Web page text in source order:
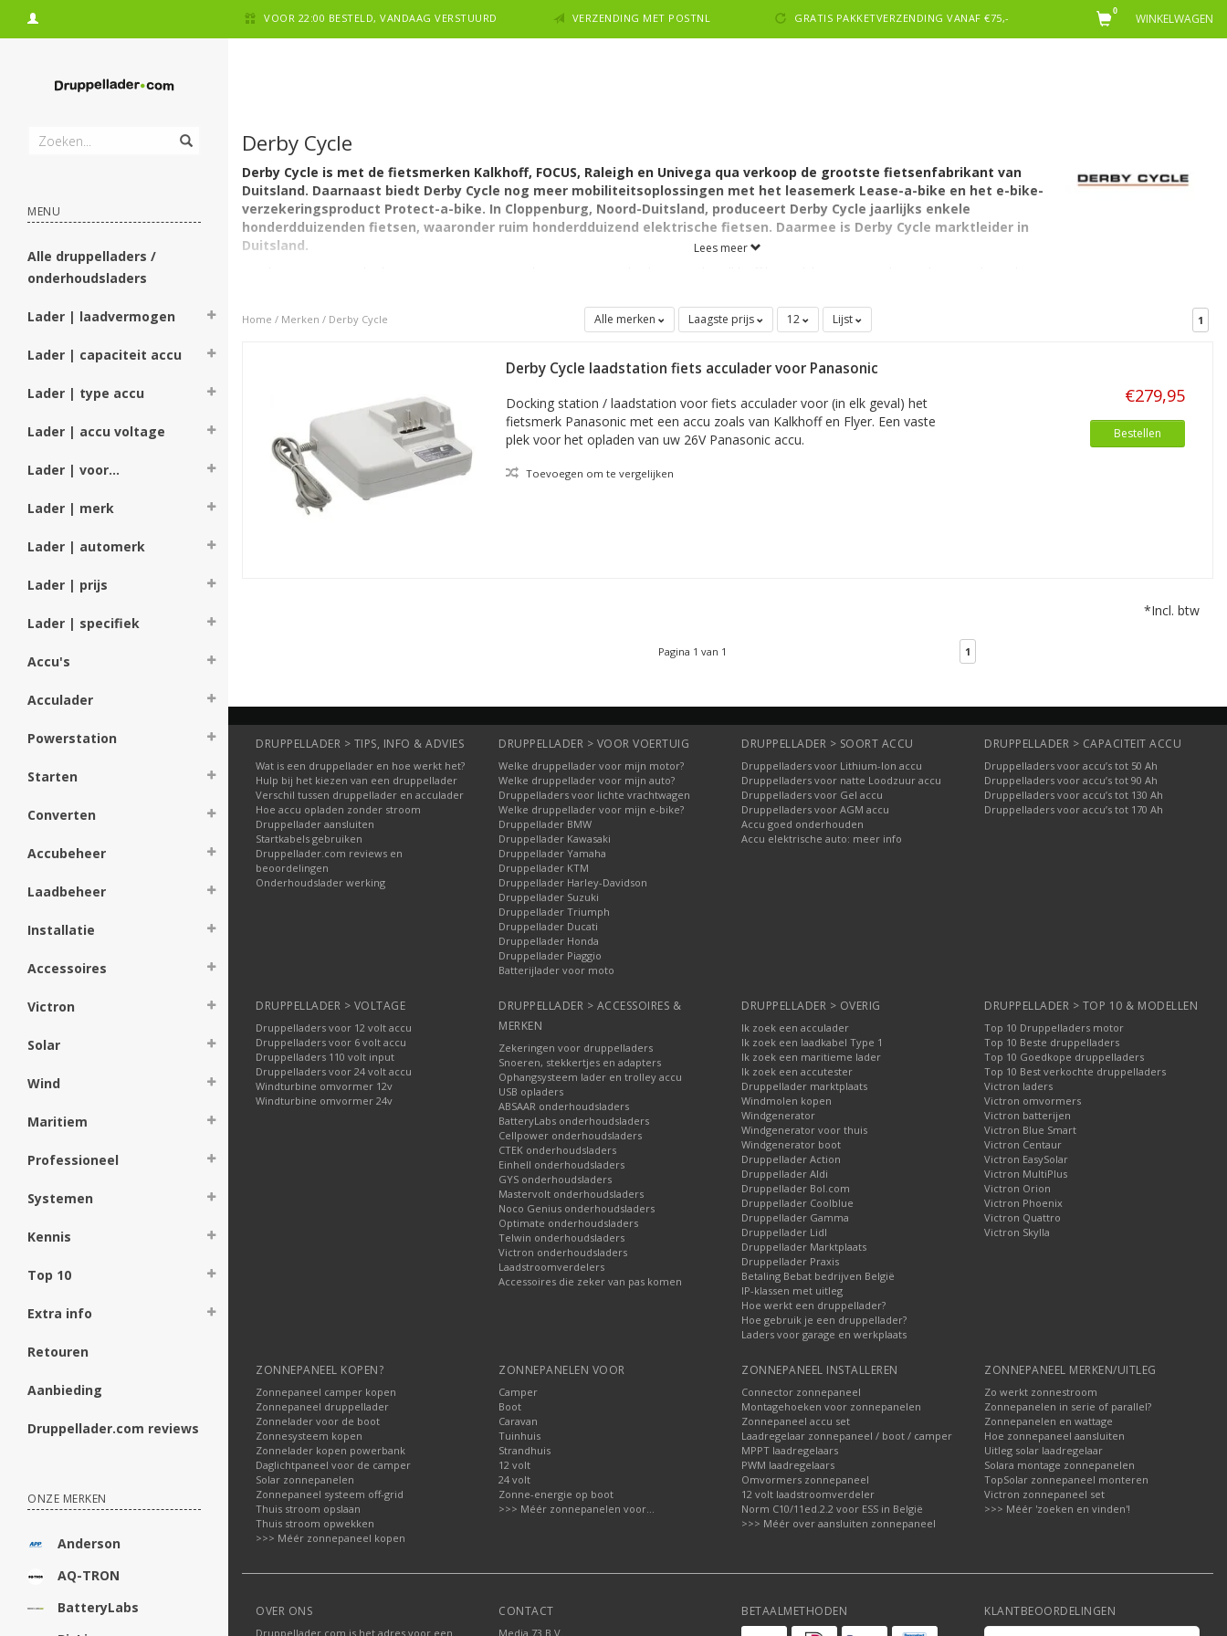
VOOR 22:00 BESTELD, VANDAAG VERSTUURD VERZENDING MET POSTNL GRATIS PAKKETVERZENDING VANAF €75,- WINKELWAGEN
0
MENU
Alle druppelladers /
onderhoudsladers
Lader | laadvermogen
Lader | capaciteit accu
Lader | type accu
Lader | accu voltage
Lader | voor...
Lader | merk
Lader | automerk
Lader | prijs
Lader | specifiek
Accu's
Acculader
Powerstation
Starten
Converten
Accubeheer
Laadbeheer
Installatie
Accessoires
Victron
Solar
Wind
Maritiem
Professioneel
Systemen
Kennis
Top 10
Extra info
Retouren
Aanbieding
Druppellader.com reviews
ONZE MERKEN
Anderson
AQ-TRON
BatteryLabs
Derby Cycle
Derby Cycle is met de fietsmerken Kalkhoff, FOCUS, Raleigh en Univega qua verkoop de grootste fietsenfabrikant van
Duitsland. Daarnaast biedt Derby Cycle nog meer mobiliteitsoplossingen met het leasemerk Lease-a-bike en het e-bike-
verzekeringsproduct Protect-a-bike. In Cloppenburg, Noord-Duitsland, produceert Derby Cycle jaarlijks enkele
honderdduizenden fietsen, waaronder ruim honderdduizend elektrische fietsen. Daarmee is Derby Cycle marktleider in
Duitsland.
omvat het portfolio van Derby Cycle ook het Engelse merk Raleigh, het merk FOCUS (racefietsen, mountainbikes en e-mountainbikes)
en het Californische merk Univega. Na de overname in 2012 door het Nederlandse familiebedrijf Pon, met wereldwijd meer dan 13.000
Derby Cycle lader / laadstation kopen op Druppellader.com: het nieuwe Derby Cycle product dat u bestelt, ligt (tenzij anders aangegeven)
al in ons magazijn in Beverwijk. Bestellingen die binnen zijn vóór 22:00 gaan diezelfde dag nog naar het opgegeven adres. Behalve
morgen laten bezorgen is ook afhalen van de bestelde producten mogelijk. Geef dit aan bij het bestelproces en we zorgen dat het klaar
Druppellader.com is onderdeel van Media 73 B.V. Deze online shop biedt een van de grootste assortimenten aan acculaders,
druppelladers, omvormers, starters / boosters, accu's, accutesters, laadkabels, laadpalen en onder andere lasapparatuur. In deze
Lees meer
Home / Merken / Derby Cycle Alle merken Laagste prijs 12 Lijst 1
Derby Cycle laadstation fiets acculader voor Panasonic
Docking station / laadstation voor fiets acculader voor (in elk geval) het
fietsmerk Panasonic met een accu zoals van Kalkhoff en Flyer. Een vaste
plek voor het opladen van uw 26V Panasonic accu.
Toevoegen om te vergelijken
€279,95
Bestellen
*Incl. btw
Pagina 1 van 1 1
DRUPPELLADER > TIPS, INFO & ADVIES
Wat is een druppellader en hoe werkt het?
Hulp bij het kiezen van een druppellader
Verschil tussen druppellader en acculader
Hoe accu opladen zonder stroom
Druppellader aansluiten
Startkabels gebruiken
Druppellader.com reviews en
beoordelingen
Onderhoudslader werking
DRUPPELLADER > VOOR VOERTUIG
Welke druppellader voor mijn motor?
Welke druppellader voor mijn auto?
Druppelladers voor lichte vrachtwagen
Welke druppellader voor mijn e-bike?
Druppellader BMW
Druppellader Kawasaki
Druppellader Yamaha
Druppellader KTM
Druppellader Harley-Davidson
Druppellader Suzuki
Druppellader Triumph
Druppellader Ducati
Druppellader Honda
Druppellader Piaggio
Batterijlader voor moto
DRUPPELLADER > SOORT ACCU
Druppelladers voor Lithium-Ion accu
Druppelladers voor natte Loodzuur accu
Druppelladers voor Gel accu
Druppelladers voor AGM accu
Accu goed onderhouden
Accu elektrische auto: meer info
DRUPPELLADER > CAPACITEIT ACCU
Druppelladers voor accu’s tot 50 Ah
Druppelladers voor accu’s tot 90 Ah
Druppelladers voor accu’s tot 130 Ah
Druppelladers voor accu’s tot 170 Ah
DRUPPELLADER > VOLTAGE
Druppelladers voor 12 volt accu
Druppelladers voor 6 volt accu
Druppelladers 110 volt input
Druppelladers voor 24 volt accu
Windturbine omvormer 12v
Windturbine omvormer 24v
DRUPPELLADER > ACCESSOIRES &
MERKEN
Zekeringen voor druppelladers
Snoeren, stekkertjes en adapters
Ophangsysteem lader en trolley accu
USB opladers
ABSAAR onderhoudsladers
BatteryLabs onderhoudsladers
Cellpower onderhoudsladers
CTEK onderhoudsladers
Einhell onderhoudsladers
GYS onderhoudsladers
Mastervolt onderhoudsladers
Noco Genius onderhoudsladers
Optimate onderhoudsladers
Telwin onderhoudsladers
Victron onderhoudsladers
Laadstroomverdelers
Accessoires die zeker van pas komen
DRUPPELLADER > OVERIG
Ik zoek een acculader
Ik zoek een laadkabel Type 1
Ik zoek een maritieme lader
Ik zoek een accutester
Druppellader marktplaats
Windmolen kopen
Windgenerator
Windgenerator voor thuis
Windgenerator boot
Druppellader Action
Druppellader Aldi
Druppellader Bol.com
Druppellader Coolblue
Druppellader Gamma
Druppellader Lidl
Druppellader Marktplaats
Druppellader Praxis
Betaling Bebat bedrijven België
IP-klassen met uitleg
Hoe werkt een druppellader?
Hoe gebruik je een druppellader?
Laders voor garage en werkplaats
DRUPPELLADER > TOP 10 & MODELLEN
Top 10 Druppelladers motor
Top 10 Beste druppelladers
Top 10 Goedkope druppelladers
Top 10 Best verkochte druppelladers
Victron laders
Victron omvormers
Victron batterijen
Victron Blue Smart
Victron Centaur
Victron EasySolar
Victron MultiPlus
Victron Orion
Victron Phoenix
Victron Quattro
Victron Skylla
ZONNEPANEEL KOPEN?
Zonnepaneel camper kopen
Zonnepaneel druppellader
Zonnelader voor de boot
Zonnesysteem kopen
Zonnelader kopen powerbank
Daglichtpaneel voor de camper
Solar zonnepanelen
Zonnepaneel systeem off-grid
Thuis stroom opslaan
Thuis stroom opwekken
>>> Méér zonnepaneel kopen
ZONNEPANELEN VOOR
Camper
Boot
Caravan
Tuinhuis
Strandhuis
12 volt
24 volt
Zonne-energie op boot
>>> Méér zonnepanelen voor...
ZONNEPANEEL INSTALLEREN
Connector zonnepaneel
Montagehoeken voor zonnepanelen
Zonnepaneel accu set
Laadregelaar zonnepaneel / boot / camper
MPPT laadregelaars
PWM laadregelaars
Omvormers zonnepaneel
12 volt laadstroomverdeler
Norm C10/11ed.2.2 voor ESS in België
>>> Méér over aansluiten zonnepaneel
ZONNEPANEEL MERKEN/UITLEG
Zo werkt zonnestroom
Zonnepanelen in serie of parallel?
Zonnepanelen en wattage
Hoe zonnepaneel aansluiten
Uitleg solar laadregelaar
Solara montage zonnepanelen
TopSolar zonnepaneel monteren
Victron zonnepaneel set
>>> Méér 'zoeken en vinden'!
OVER ONS
Druppellader.com is het adres voor een
CONTACT
Media 73 B.V.
BETAALMETHODEN KLANTBEOORDELINGEN